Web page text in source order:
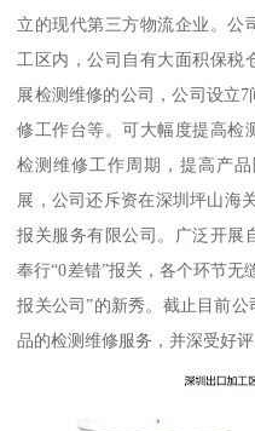
立的现代第三方物流企业。公
工区内，公司自有大面积保税
展检测维修的公司，公司设立
修工作台等。可大幅度提高检
检测维修工作周期，提高产
展，公司还斥资在深圳坪山海
报关服务有限公司。广泛开展
奉行“0差错”报关，各个环节无
报关公司”的新秀。截止目前
品的检测维修服务，并深受好评